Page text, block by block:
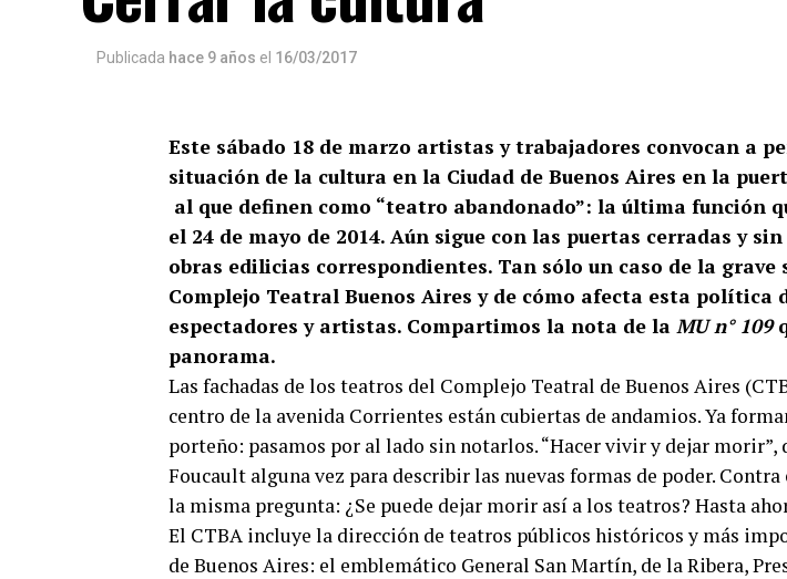
Publicada hace 9 años el 16/03/2017
Este sábado 18 de marzo artistas y trabajadores convocan a
situación de la cultura en la Ciudad de Buenos Aires en la
al que definen como “teatro abandonado”: la última función
el 24 de mayo de 2014. Aún sigue con las puertas cerradas y
obras edilicias correspondientes. Tan sólo un caso de la grave
Complejo Teatral Buenos Aires y de cómo afecta esta política
espectadores y artistas. Compartimos la nota de la MU n° 109
panorama.
Las fachadas de los teatros del Complejo Teatral de Buenos Aires
centro de la avenida Corrientes están cubiertas de andamios. Ya
porteño: pasamos por al lado sin notarlos. “Hacer vivir y dejar
Foucault alguna vez para describir las nuevas formas de poder.
la misma pregunta: ¿Se puede dejar morir así a los teatros? Hasta
El CTBA incluye la dirección de teatros públicos históricos y más
de Buenos Aires: el emblemático General San Martín, de la Ribera,